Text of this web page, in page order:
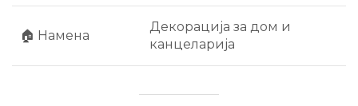
🏠 Намена
Декорација за дом и
канцеларија